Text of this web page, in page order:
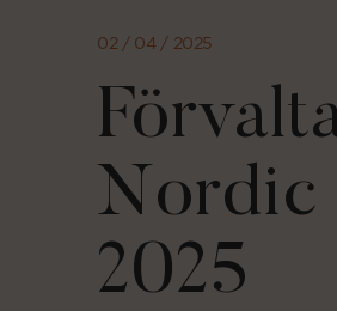
02 / 04 / 2025
Nordic
2025